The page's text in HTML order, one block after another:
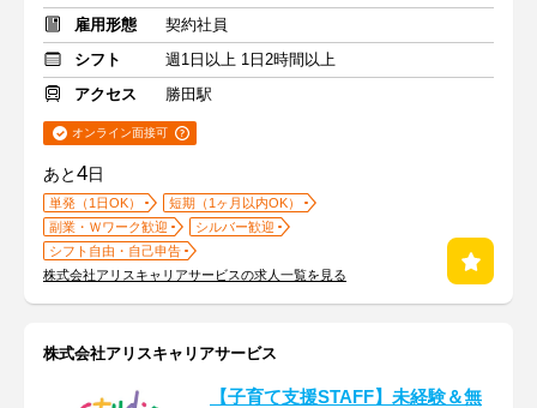
雇用形態
契約社員
シフト
週1日以上 1日2時間以上
アクセス
勝田駅
オンライン面接可
あと4日
単発（1日OK）
短期（1ヶ月以内OK）
副業・Ｗワーク歓迎
シルバー歓迎
シフト自由・自己申告
株式会社アリスキャリアサービスの求人一覧を見る
株式会社アリスキャリアサービス
【子育て支援STAFF】未経験＆無